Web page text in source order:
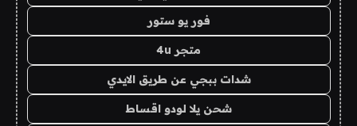
فور يو ستور
متجر 4u
شدات ببجي عن طريق الايدي
شحن يلا لودو اقساط